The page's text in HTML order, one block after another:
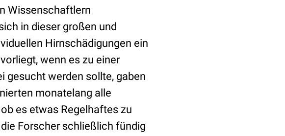
Wissenschaftlern
in dieser großen und
Hirnschädigungen ein
wenn es zu einer
gesucht werden sollte, gaben
monatelang alle
es etwas Regelhaftes zu
Forscher schließlich fündig